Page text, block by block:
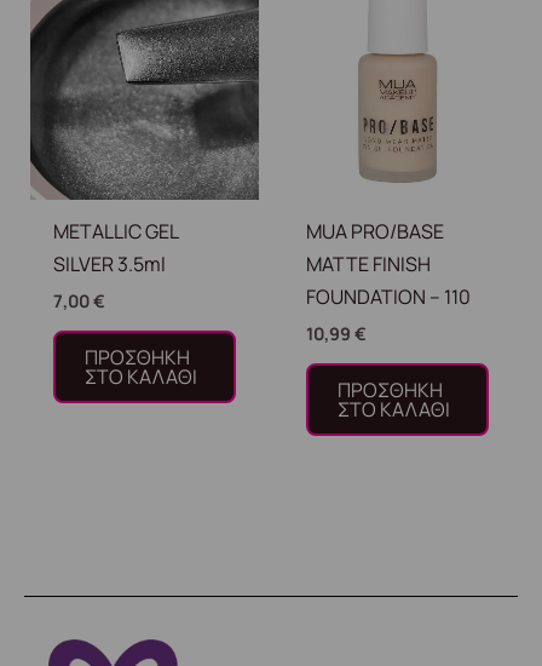
METALLIC GEL
SILVER 3.5ml
7,00€
ΠΡΟΣΘΉΚΗ
ΣΤΟ ΚΑΛΆΘΙ
MUA PRO/BASE
MATTE FINISH
FOUNDATION – 110
10,99€
ΠΡΟΣΘΉΚΗ
ΣΤΟ ΚΑΛΆΘΙ